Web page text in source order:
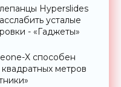
Hyperslides
усталые
- «Гаджеты»
X способен
метров